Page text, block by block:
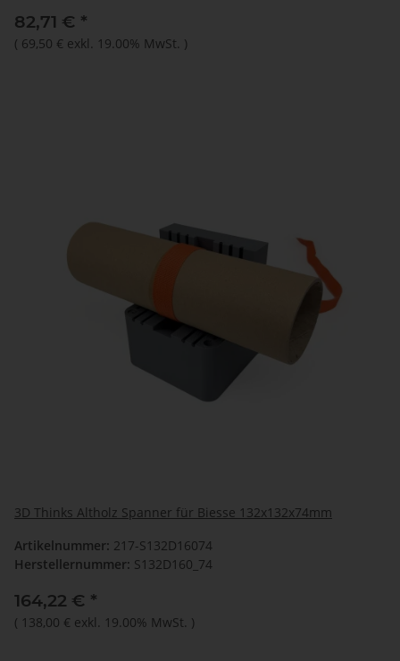
82,71 € *
( 69,50 € exkl. 19.00% MwSt. )
3D Thinks Altholz Spanner für Biesse 132x132x74mm
Artikelnummer: 217-S132D16074
Herstellernummer: S132D160_74
164,22 € *
( 138,00 € exkl. 19.00% MwSt. )